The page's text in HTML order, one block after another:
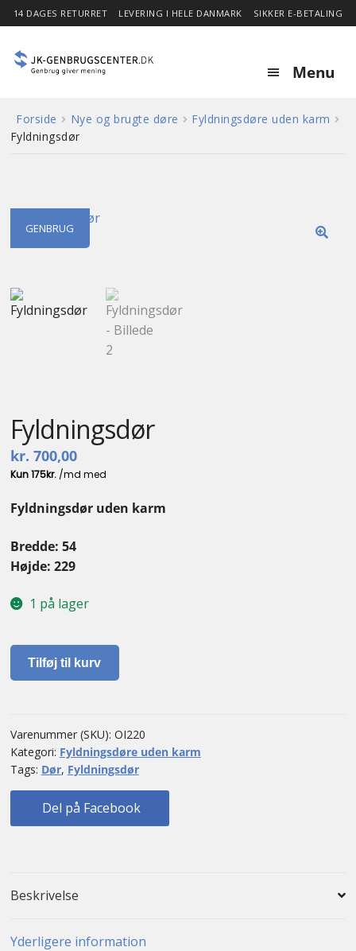
14 DAGES RETURRET LEVERING I HELE DANMARK SIKKER E-BETALING
Menu
Forside
Stor besparelse
Forside Nye og brugte døre
Fyldningsdøre uden karm
Fyldningsdør
GENBRUG
Fyldningsdør
kr. 700,00
Fyldningsdør uden karm
Bredde: 54
Højde: 229
1 på lager
Fyldningsdør
antal
Tilføj til kurv
Varenummer (SKU): OI220
Kategori: Fyldningsdøre uden karm
Tags: Dør, Fyldningsdør
Del på Facebook
Beskrivelse
Yderligere information